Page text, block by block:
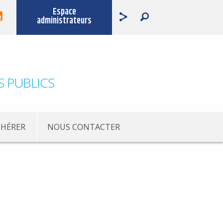
Espace
administrateurs
PUBLICS
NOUS CONTACTER